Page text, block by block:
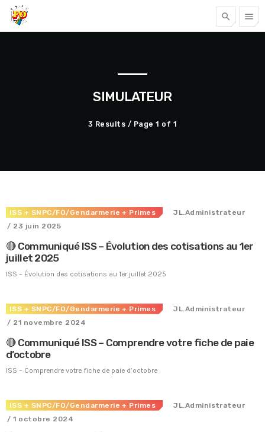
search menu
Accéder
SIMULATEUR
3 Results / Page 1 of 1
ISS + SNPC/FO/Gendarmerie + Primes
JL.Administrateur
/ 23 juin 2025
🔴 Communiqué ISS – Évolution des cotisations au 1er
juillet 2025
ISS – Évolution des cotisations au 1er juillet 2025
ISS + SNPC/FO/Gendarmerie + Primes
JL.Administrateur
/ 21 novembre 2024
🔴 Communiqué ISS – Comprendre votre fiche de paie
d’octobre
ISS – Comprendre votre fiche de paie d’octobre
ISS + SNPC/FO/Gendarmerie + Primes
JL.Administrateur
/ 1 octobre 2024